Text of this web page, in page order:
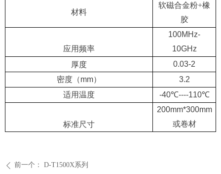
ꄴ 前一个： D-T1500X系列
材料
软磁合金粉+橡
胶
应用频率
100MHz-
10GHz
厚度
0.03-2
密度（mm）
3.2
适用温度
-40℃----110℃
标准尺寸
200mm*300mm
或卷材